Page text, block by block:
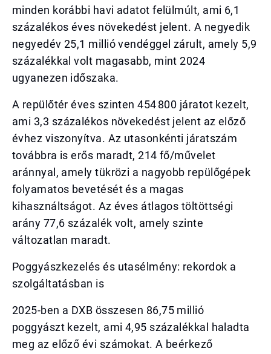
minden korábbi havi adatot felülmúlt, ami 6,1
százalékos éves növekedést jelent. A negyedik
negyedév 25,1 millió vendéggel zárult, amely 5,9
százalékkal volt magasabb, mint 2024
ugyanezen időszaka.
A repülőtér éves szinten 454 800 járatot kezelt,
ami 3,3 százalékos növekedést jelent az előző
évhez viszonyítva. Az utasonkénti járatszám
továbbra is erős maradt, 214 fő/művelet
aránnyal, amely tükrözi a nagyobb repülőgépek
folyamatos bevetését és a magas
kihasználtságot. Az éves átlagos töltöttségi
arány 77,6 százalék volt, amely szinte
változatlan maradt.
Poggyászkezelés és utasélmény: rekordok a
szolgáltatásban is
2025-ben a DXB összesen 86,75 millió
poggyászt kezelt, ami 4,95 százalékkal haladta
meg az előző évi számokat. A beérkező